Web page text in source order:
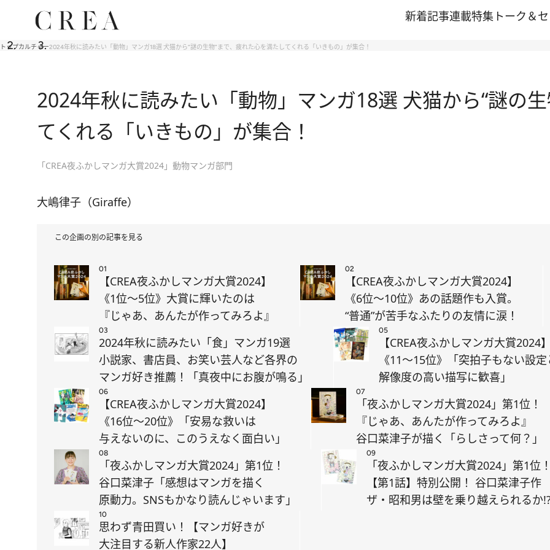
新着記事連載特集 トーク＆
トップカルチャー2024年秋に読みたい「動物」マンガ18選 犬猫から“謎の生物”まで、疲れた心を満たしてくれる「いきもの」が集合！
2024年秋に読みたい「動物」マンガ18選 犬猫から“謎の
てくれる「いきもの」が集合！
「CREA夜ふかしマンガ大賞2024」動物マンガ部門
大嶋律子（Giraffe）
この企画の別の記事を見る
01
【CREA夜ふかしマンガ大賞2024】
《1位～5位》大賞に輝いたのは
『じゃあ、あんたが作ってみろよ』
02
【CREA夜ふかしマンガ大賞2024】
《6位～10位》あの話題作も入賞。
“普通”が苦手なふたりの友情に涙！
03
2024年秋に読みたい「食」マンガ19選
小説家、書店員、お笑い芸人など各界の
マンガ好き推薦！「真夜中にお腹が鳴る」
05
【CREA夜ふかしマンガ大賞2024】
《11～15位》「突拍子もない設定
解像度の高い描写に歓喜」
06
【CREA夜ふかしマンガ大賞2024】
《16位～20位》「安易な救いは
与えないのに、このうえなく面白い」
07
「夜ふかしマンガ大賞2024」第1位！
『じゃあ、あんたが作ってみろよ』
谷口菜津子が描く「らしさって何？」
08
「夜ふかしマンガ大賞2024」第1位！
谷口菜津子「感想はマンガを描く
原動力。SNSもかなり読んじゃいます」
09
「夜ふかしマンガ大賞2024」第1位！
【第1話】特別公開！ 谷口菜津子作
ザ・昭和男は壁を乗り越えられるか
10
思わず青田買い！【マンガ好きが
大注目する新人作家22人】